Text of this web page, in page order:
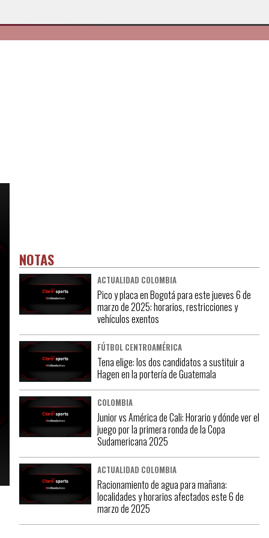
NOTAS
ACTUALIDAD COLOMBIA
Pico y placa en Bogotá para este jueves 6 de
marzo de 2025: horarios, restricciones y
vehículos exentos
FÚTBOL CENTROAMÉRICA
Tena elige: los dos candidatos a sustituir a
Hagen en la portería de Guatemala
COLOMBIA
Junior vs América de Cali: Horario y dónde ver el
juego por la primera ronda de la Copa
Sudamericana 2025
ACTUALIDAD COLOMBIA
Racionamiento de agua para mañana:
localidades y horarios afectados este 6 de
marzo de 2025